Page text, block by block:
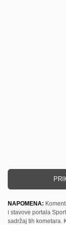
NAPOMENA:
i stavove portala
sadržaj tih kometara.